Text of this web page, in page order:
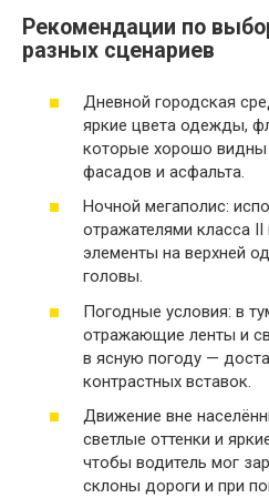
Рекомендации по
разных сценариев
Дневной городская
яркие цвета одежды,
которые хорошо видны
фасадов и асфальта.
Ночной мегаполис:
отражателями класса
элементы на верхней
головы.
Погодные условия: в
отражающие ленты и
в ясную погоду —
контрастных вставок.
Движение вне
светлые оттенки и
чтобы водитель мог
склоны дороги и при